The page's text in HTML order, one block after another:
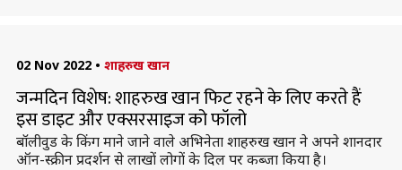
02 Nov 2022 • शाहरुख खान
जन्मदिन विशेष: शाहरुख खान फिट रहने के लिए करते हैं
इस डाइट और एक्सरसाइज को फॉलो
बॉलीवुड के किंग माने जाने वाले अभिनेता शाहरुख खान ने अपने शानदार
ऑन-स्क्रीन प्रदर्शन से लाखों लोगों के दिल पर कब्जा किया है।